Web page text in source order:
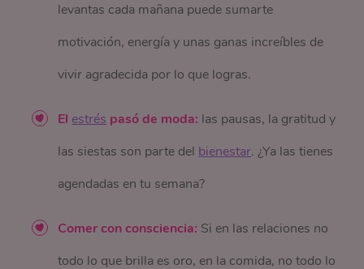
levantas cada mañana puede sumarte
motivación, energía y unas ganas increíbles de
vivir agradecida por lo que logras.
El estrés pasó de moda: las pausas, la gratitud y
las siestas son parte del bienestar. ¿Ya las tienes
agendadas en tu semana?
Comer con consciencia: Si en las relaciones no
todo lo que brilla es oro, en la comida, no todo lo